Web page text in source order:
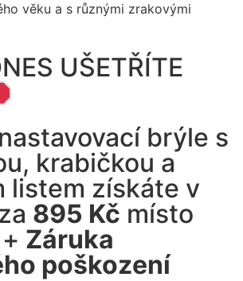
věku a s různými zrakovými
UŠETŘÍTE
brýle s
krabičkou a
listem získáte v
895 Kč místo
Záruka
poškození